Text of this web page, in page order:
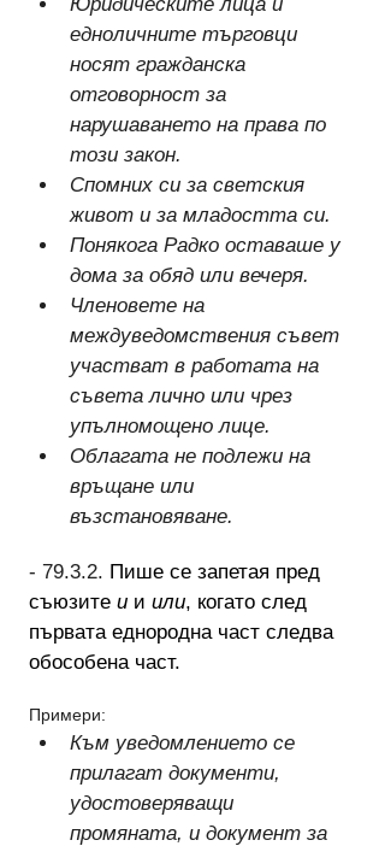
едноличните търговци
носят гражданска
отговорност за
нарушаването на права по
този закон.
Спомних си за светския
живот и за младостта си.
Понякога Радко оставаше у
дома за обяд или вечеря.
Членовете на
междуведомствения съвет
участват в работата на
съвета лично или чрез
упълномощено лице.
Облагата не подлежи на
връщане или
възстановяване.
- 79.3.2. Пише се запетая пред
съюзите и и или, когато след
първата еднородна част следва
обособена част.
Примери:
Към уведомлението се
прилагат документи,
удостоверяващи
промяната, и документ за